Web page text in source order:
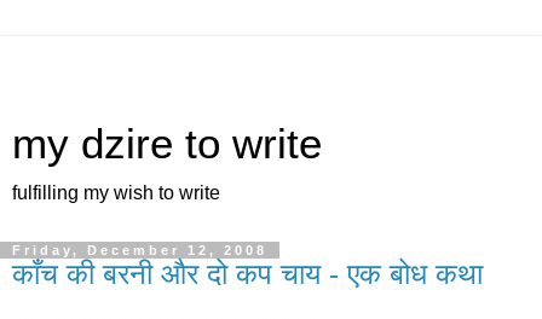
my dzire to write
fulfilling my wish to write
Friday, December 12, 2008
काँच की बरनी और दो कप चाय - एक बोध कथा